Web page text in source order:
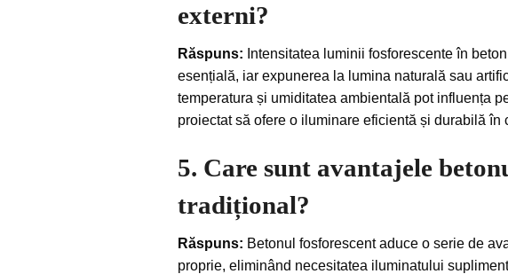
externi?
Răspuns: Intensitatea luminii fosforescente în
esențială, iar expunerea la lumina naturală sau
temperatura și umiditatea ambientală pot influența
proiectat să ofere o iluminare eficientă și durabilă în
5. Care sunt avantajele
tradițional?
Răspuns: Betonul fosforescent aduce o serie de
proprie, eliminând necesitatea iluminatului